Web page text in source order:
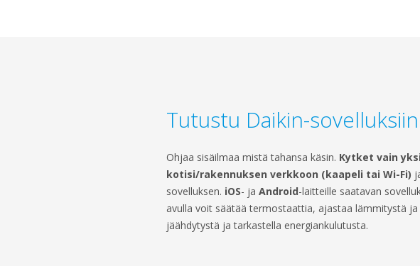
Tutustu Daikin-sovelluksiin
Ohjaa sisäilmaa mistä tahansa käsin. Kytket vain
kotisi/rakennuksen verkkoon (kaapeli tai Wi-Fi)
sovelluksen. iOS- ja Android-laitteille saatavan
avulla voit säätää termostaattia, ajastaa lämmitystä ja
jäähdytystä ja tarkastella energiankulutusta.